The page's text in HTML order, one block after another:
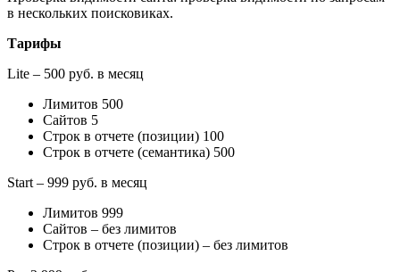
в нескольких поисковиках.
Тарифы
Lite – 500 руб. в месяц
Лимитов 500
Сайтов 5
Строк в отчете (позиции) 100
Строк в отчете (семантика) 500
Start – 999 руб. в месяц
Лимитов 999
Сайтов – без лимитов
Строк в отчете (позиции) – без лимитов